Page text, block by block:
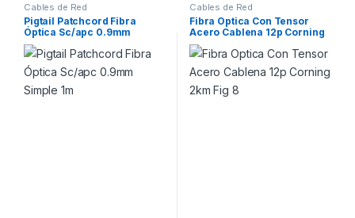
Cables de Red
Pigtail Patchcord Fibra
Óptica Sc/apc 0.9mm
Simple 1m
Cables de Red
Fibra Optica Con Tensor
Acero Cablena 12p Corning
2km Fig 8